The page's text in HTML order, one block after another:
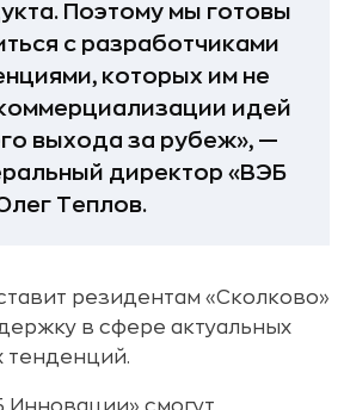
Поэтому мы готовы
с разработчиками
которых им не
идей
выхода за рубеж», —
директор «ВЭБ
Теплов.
резидентам «Сколково»
в сфере актуальных
тенденций.